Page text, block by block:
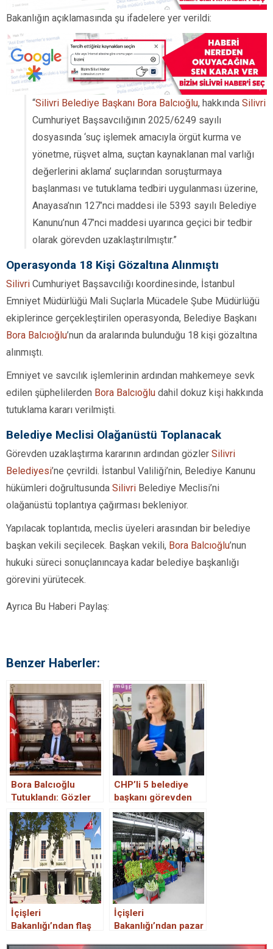
Bakanlığın açıklamasında şu ifadelere yer verildi:
“Silivri Belediye Başkanı Bora Balcıoğlu, hakkında Silivri
Cumhuriyet Başsavcılığının 2025/6249 sayılı
dosyasında ‘suç işlemek amacıyla örgüt kurma ve
yönetme, rüşvet alma, suçtan kaynaklanan mal varlığı
değerlerini aklama’ suçlarından soruşturmaya
başlanması ve tutuklama tedbiri uygulanması üzerine,
Anayasa’nın 127’nci maddesi ile 5393 sayılı Belediye
Kanunu’nun 47’nci maddesi uyarınca geçici bir tedbir
olarak görevden uzaklaştırılmıştır.”
Operasyonda 18 Kişi Gözaltına Alınmıştı
Silivri Cumhuriyet Başsavcılığı koordinesinde, İstanbul
Emniyet Müdürlüğü Mali Suçlarla Mücadele Şube Müdürlüğü
ekiplerince gerçekleştirilen operasyonda, Belediye Başkanı
Bora Balcıoğlu’nun da aralarında bulunduğu 18 kişi gözaltına
alınmıştı.
Emniyet ve savcılık işlemlerinin ardından mahkemeye sevk
edilen şüphelilerden Bora Balcıoğlu dahil dokuz kişi hakkında
tutuklama kararı verilmişti.
Belediye Meclisi Olağanüstü Toplanacak
Görevden uzaklaştırma kararının ardından gözler Silivri
Belediyesi’ne çevrildi. İstanbul Valiliği’nin, Belediye Kanunu
hükümleri doğrultusunda Silivri Belediye Meclisi’ni
olağanüstü toplantıya çağırması bekleniyor.
Yapılacak toplantıda, meclis üyeleri arasından bir belediye
başkan vekili seçilecek. Başkan vekili, Bora Balcıoğlu’nun
hukuki süreci sonuçlanıncaya kadar belediye başkanlığı
görevini yürütecek.
Ayrıca Bu Haberi Paylaş:
Benzer Haberler:
Bora Balcıoğlu
Tutuklandı: Gözler
İçişleri Bakanlığı ve
Belediye Meclisi’nde
CHP’li 5 belediye
başkanı görevden
uzaklaştırıldı
İçişleri
Bakanlığı’ndan flaş
İçişleri
Bakanlığı’ndan pazar